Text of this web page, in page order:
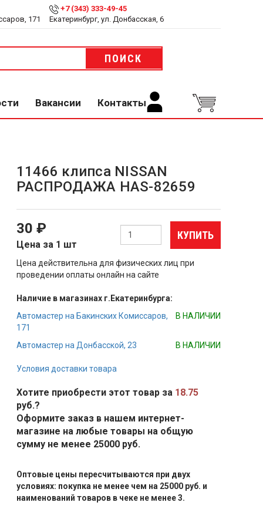
171
+7 (343) 333-49-45
Екатеринбург, ул. Донбасская, 6
ПОИСК
Вакансии Контакты
11466 клипса NISSAN
РАСПРОДАЖА HAS-82659
30 ₽
Цена за 1 шт
КУПИТЬ
Цена действительна для физических лиц при
проведении оплаты онлайн на сайте
Наличие в магазинах г.Екатеринбурга:
Автомастер на Бакинских Комиссаров,
171
В НАЛИЧИИ
Автомастер на Донбасской, 23 В НАЛИЧИИ
Условия доставки товара
Хотите приобрести этот товар за 18.75
руб.?
Оформите заказ в нашем интернет-
магазине на любые товары на общую
сумму не менее 25000 руб.
Оптовые цены пересчитываются при двух
условиях: покупка не менее чем на 25000 руб. и
наименований товаров в чеке не менее 3.